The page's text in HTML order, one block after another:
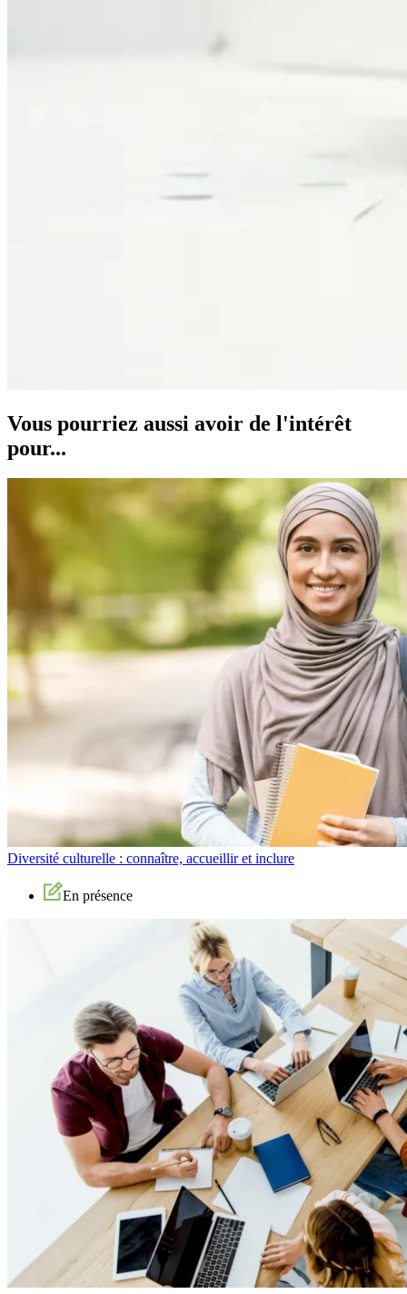
Vous pourriez aussi avoir de l'intérêt
pour...
Diversité culturelle : connaître, accueillir et inclure
En présence